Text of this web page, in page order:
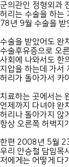
군의관인 정형외과
허리는 수술을 하는
78년 9월 수술을 받
수술을 받았어도 완
수술후유증으로 오
사회에 나와서도 한
지압을 하는데 가서
허리가 돌아가서 카
치료하는 곳에서는
언제까지 다녀야 완
허리나 돌아가지 않
항상 오른쪽 허벅지
한편 2008년 5월
우리 안승철 담임목
저에게는 어떻게 다